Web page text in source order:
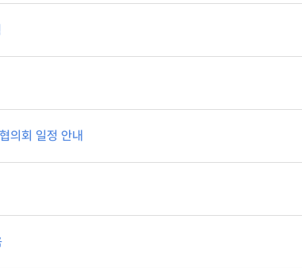
의회 일정 안내